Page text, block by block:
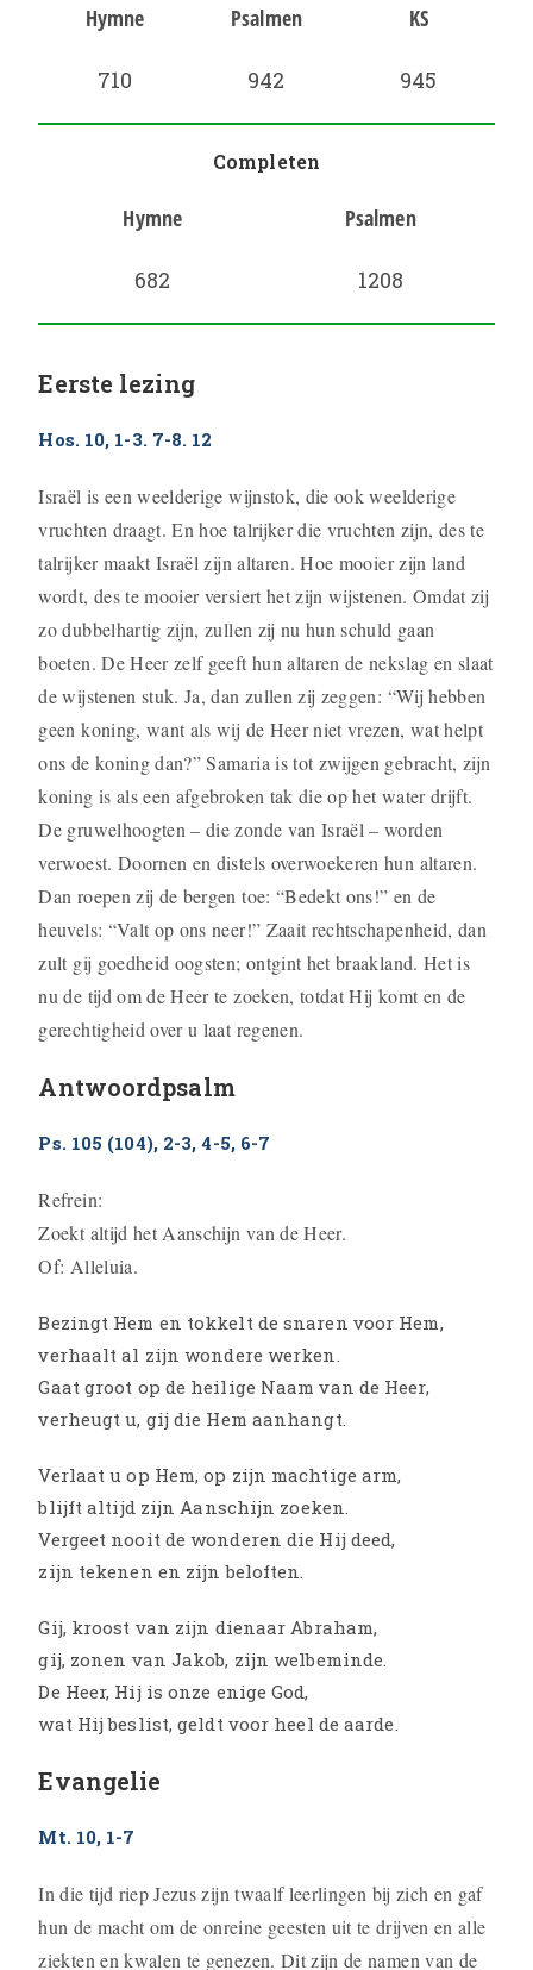
Hymne
710
Psalmen
942
KS
945
Completen
Hymne
682
Psalmen
1208
Eerste lezing
Hos. 10, 1-3. 7-8. 12
Israël is een weelderige wijnstok, die ook weelderige
vruchten draagt. En hoe talrijker die vruchten zijn, des te
talrijker maakt Israël zijn altaren. Hoe mooier zijn land
wordt, des te mooier versiert het zijn wijstenen. Omdat zij
zo dubbelhartig zijn, zullen zij nu hun schuld gaan
boeten. De Heer zelf geeft hun altaren de nekslag en slaat
de wijstenen stuk. Ja, dan zullen zij zeggen: “Wij hebben
geen koning, want als wij de Heer niet vrezen, wat helpt
ons de koning dan?” Samaria is tot zwijgen gebracht, zijn
koning is als een afgebroken tak die op het water drijft.
De gruwelhoogten – die zonde van Israël – worden
verwoest. Doornen en distels overwoekeren hun altaren.
Dan roepen zij de bergen toe: “Bedekt ons!” en de
heuvels: “Valt op ons neer!” Zaait rechtschapenheid, dan
zult gij goedheid oogsten; ontgint het braakland. Het is
nu de tijd om de Heer te zoeken, totdat Hij komt en de
gerechtigheid over u laat regenen.
Antwoordpsalm
Ps. 105 (104), 2-3, 4-5, 6-7
Refrein:
Zoekt altijd het Aanschijn van de Heer.
Of: Alleluia.
Bezingt Hem en tokkelt de snaren voor Hem,
verhaalt al zijn wondere werken.
Gaat groot op de heilige Naam van de Heer,
verheugt u, gij die Hem aanhangt.
Verlaat u op Hem, op zijn machtige arm,
blijft altijd zijn Aanschijn zoeken.
Vergeet nooit de wonderen die Hij deed,
zijn tekenen en zijn beloften.
Gij, kroost van zijn dienaar Abraham,
gij, zonen van Jakob, zijn welbeminde.
De Heer, Hij is onze enige God,
wat Hij beslist, geldt voor heel de aarde.
Evangelie
Mt. 10, 1-7
In die tijd riep Jezus zijn twaalf leerlingen bij zich en gaf
hun de macht om de onreine geesten uit te drijven en alle
ziekten en kwalen te genezen. Dit zijn de namen van de